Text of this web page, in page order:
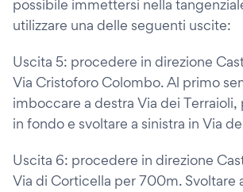
possibile immettersi nella
utilizzare una delle seguenti uscite:
Uscita 5: procedere in direzione
Via Cristoforo Colombo. Al primo
imboccare a destra Via dei
in fondo e svoltare a sinistra in Via
Uscita 6: procedere in direzione
Via di Corticella per 700m. Svoltare